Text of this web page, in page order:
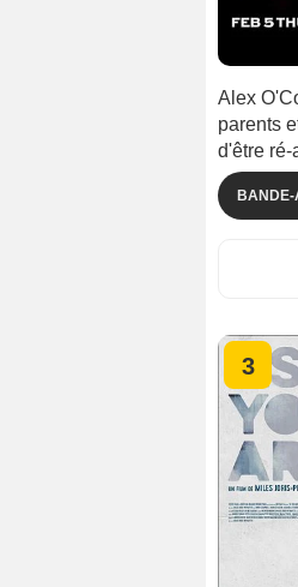
Alex
parents
d'être ré-
3